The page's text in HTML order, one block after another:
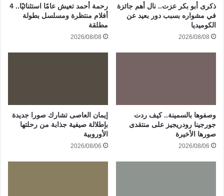
ذكرى أبو بكر عزت.. نال أهم جائزة
في مشواره بسبب دور بعيد عن
الكوميديا
2026/08/08
رحمة أحمد تعيش عامًا استثنائيًا.. 4
أفلام منتظرة ومسلسل بطولة
مطلقة
2026/08/08
وصفوها بالسمينة.. كيف ردت
جورجينا رودريجيز على منتقدى
صورها الأخيرة
2026/08/06
إيمان العاصى تشارك صورا جديدة
بإطلالة صيفية جذابة من رحلتها
الأوروبية
2026/08/06